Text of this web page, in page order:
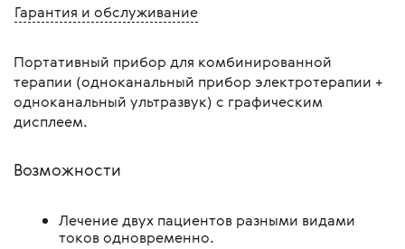
Гарантия и обслуживание
Портативный прибор для комбинированной
терапии (одноканальный прибор электротерапии +
одноканальный ультразвук) с графическим
дисплеем.
Возможности
Лечение двух пациентов разными видами
токов одновременно.